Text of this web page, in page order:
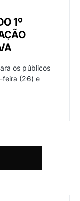
1º
os públicos
feira (26) e